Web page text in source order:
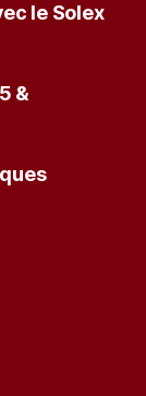
le Solex
&